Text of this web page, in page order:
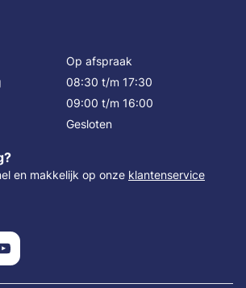
Op afspraak
08:30 t/m 17:30
09:00 t/m 16:00
Gesloten
en makkelijk op onze klantenservice